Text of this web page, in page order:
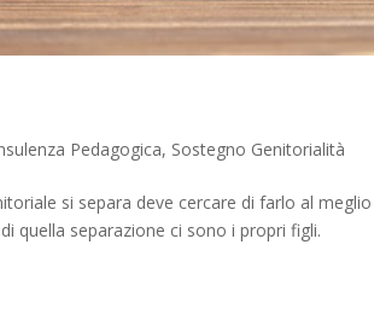
Pedagogica, Sostegno Genitorialità
si separa deve cercare di farlo al meglio
quella separazione ci sono i propri figli.